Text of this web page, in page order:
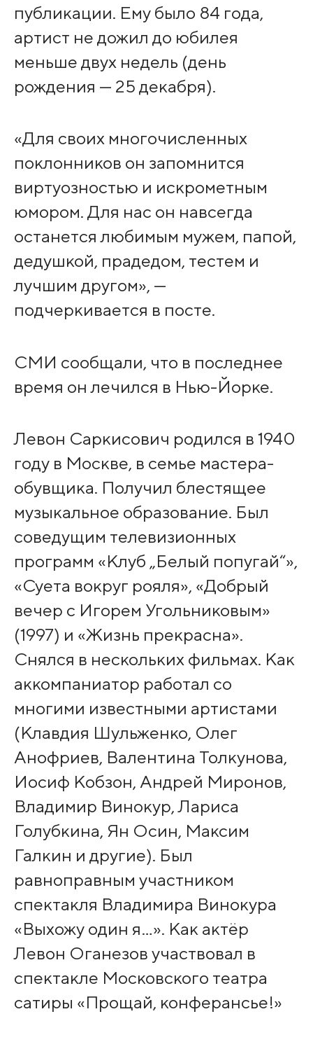
публикации. Ему было 84 года,
артист не дожил до юбилея
меньше двух недель (день
рождения — 25 декабря).
«Для своих многочисленных
поклонников он запомнится
виртуозностью и искрометным
юмором. Для нас он навсегда
останется любимым мужем, папой,
дедушкой, прадедом, тестем и
лучшим другом», —
подчеркивается в посте.
СМИ сообщали, что в последнее
время он лечился в Нью-Йорке.
Левон Саркисович родился в 1940
году в Москве, в семье мастера-
обувщика. Получил блестящее
музыкальное образование. Был
соведущим телевизионных
программ «Клуб „Белый попугай“»,
«Суета вокруг рояля», «Добрый
вечер с Игорем Угольниковым»
(1997) и «Жизнь прекрасна».
Снялся в нескольких фильмах. Как
аккомпаниатор работал со
многими известными артистами
(Клавдия Шульженко, Олег
Анофриев, Валентина Толкунова,
Иосиф Кобзон, Андрей Миронов,
Владимир Винокур, Лариса
Голубкина, Ян Осин, Максим
Галкин и другие). Был
равноправным участником
спектакля Владимира Винокура
«Выхожу один я…». Как актёр
Левон Оганезов участвовал в
спектакле Московского театра
сатиры «Прощай, конферансье!»